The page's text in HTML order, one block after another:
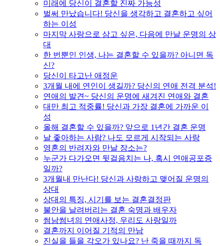
미래에 당신이 결혼할 진짜 가능성
벌써 만났습니다! 당신을 생각하고 결혼하고 싶어
하는 이성
마지막 사랑으로 삼고 싶은, 다음에 만날 운명의 상
대
한 번뿐인 인생, 나는 결혼할 수 있을까? 아니면 독
신?
당신이 타고난 애정운
3개월 내에 연인이 생길까? 당신의 연애 전격 분석!
연애의 발견~ 당신의 운명에 새겨진 연애와 결혼
대만 최고 적중률! 당신과 가장 결혼에 가까운 이
성
올해 결혼할 수 있을까? 앞으로 1년간 결혼 운명
날 좋아하는 사람? 나도 모르게 시작되는 사랑
영혼의 반려자와 만날 장소는?
누군가 다가오면 뒷걸음치는 나, 혹시 연애공포증
일까?
3개월내 만난다! 당신과 사랑하고 맺어질 운명의
상대
상대의 특징, 시기를 보는 결혼결정판
불안을 날려버리는 결혼 숙명과 배우자
썸남썸녀의 연애사정, 우리도 사랑일까
결혼까지 이어질 기적의 만남
진실을 들을 각오가 있나요? 난 죽을 때까지 독